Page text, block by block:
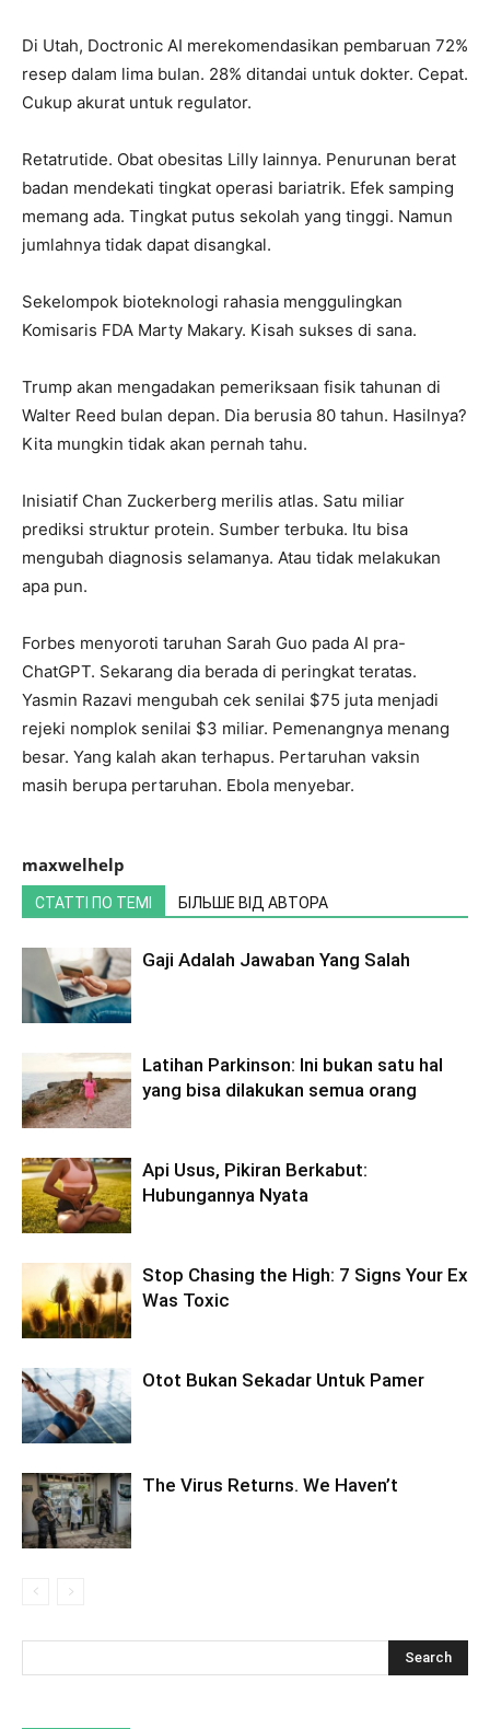
Di Utah, Doctronic AI merekomendasikan pembaruan 72%
resep dalam lima bulan. 28% ditandai untuk dokter. Cepat.
Cukup akurat untuk regulator.
Retatrutide. Obat obesitas Lilly lainnya. Penurunan berat
badan mendekati tingkat operasi bariatrik. Efek samping
memang ada. Tingkat putus sekolah yang tinggi. Namun
jumlahnya tidak dapat disangkal.
Sekelompok bioteknologi rahasia menggulingkan
Komisaris FDA Marty Makary. Kisah sukses di sana.
Trump akan mengadakan pemeriksaan fisik tahunan di
Walter Reed bulan depan. Dia berusia 80 tahun. Hasilnya?
Kita mungkin tidak akan pernah tahu.
Inisiatif Chan Zuckerberg merilis atlas. Satu miliar
prediksi struktur protein. Sumber terbuka. Itu bisa
mengubah diagnosis selamanya. Atau tidak melakukan
apa pun.
Forbes menyoroti taruhan Sarah Guo pada AI pra-
ChatGPT. Sekarang dia berada di peringkat teratas.
Yasmin Razavi mengubah cek senilai $75 juta menjadi
rejeki nomplok senilai $3 miliar. Pemenangnya menang
besar. Yang kalah akan terhapus. Pertaruhan vaksin
masih berupa pertaruhan. Ebola menyebar.
maxwelhelp
СТАТТІ ПО ТЕМІ БІЛЬШЕ ВІД АВТОРА
Gaji Adalah Jawaban Yang Salah
Latihan Parkinson: Ini bukan satu hal
yang bisa dilakukan semua orang
Api Usus, Pikiran Berkabut:
Hubungannya Nyata
Stop Chasing the High: 7 Signs Your Ex
Was Toxic
Otot Bukan Sekadar Untuk Pamer
The Virus Returns. We Haven’t